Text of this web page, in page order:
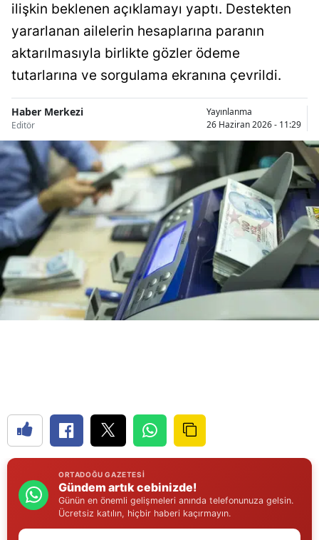
Balıkesir
Bilecik
Bingöl
Bitlis
Burdur
Bursa
Çanakkale
Çankırı
Çorum
Denizli
Erzincan
Eskişehir
Gaziantep
ilişkin beklenen açıklamayı yaptı. Destekten
yararlanan ailelerin hesaplarına paranın
aktarılmasıyla birlikte gözler ödeme
tutarlarına ve sorgulama ekranına çevrildi.
Haber Merkezi
Editör
Yayınlanma
26 Haziran 2026 - 11:29
ORTADOĞU GAZETESI
Gündem artık cebinizde!
Günün en önemli gelişmeleri anında telefonunuza gelsin.
Ücretsiz katılın, hiçbir haberi kaçırmayın.